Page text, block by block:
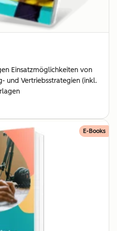
Einsatzmöglichkeiten von
und Vertriebsstrategien (inkl.
E-Books